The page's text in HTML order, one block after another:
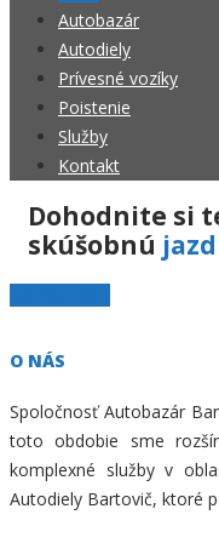
Autobazár
Autodiely
Prívesné vozíky
Poistenie
Služby
Kontakt
Dohodnite si
skúšobnú
O NÁS
Spoločnosť Autobazár
toto obdobie sme
komplexné služby v
Autodiely Bartovič, ktoré